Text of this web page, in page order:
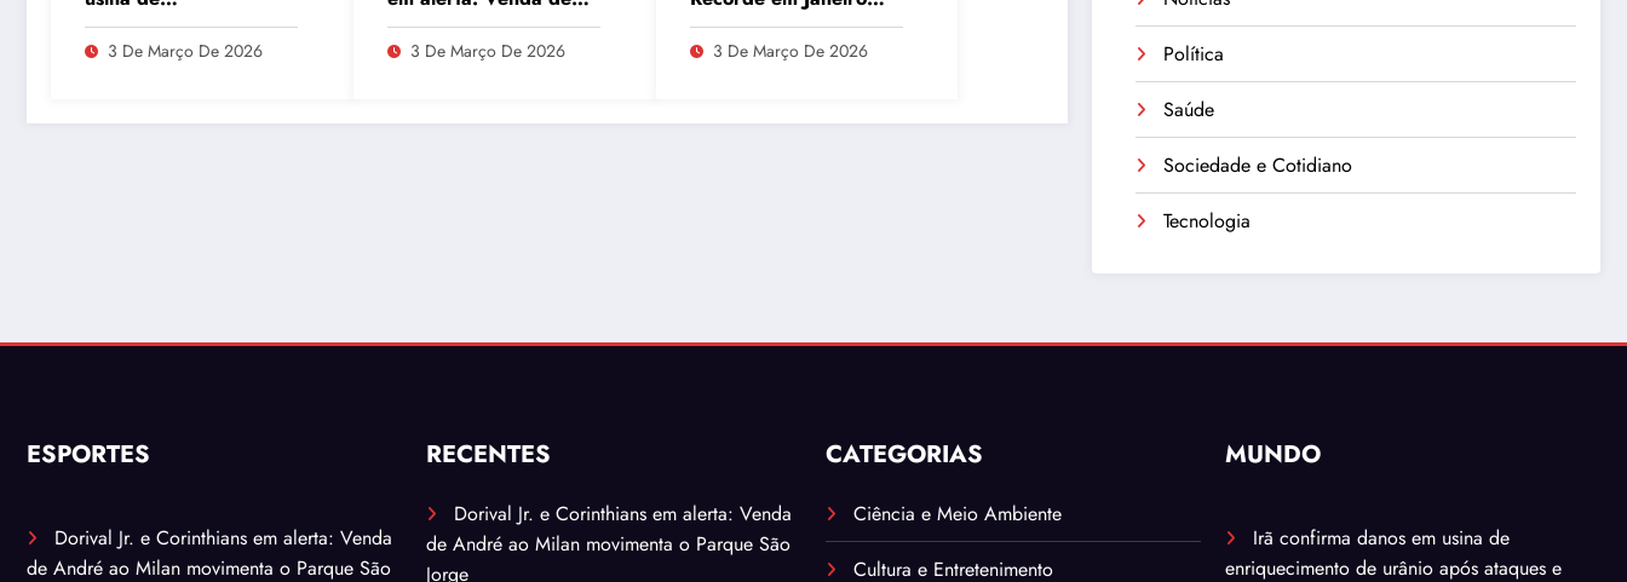
enriquecimento de
urânio após ataques e
quantidade de urânio
3 De Março De 2026
André ao Milan
movimenta o Parque
3 De Março De 2026
Aponta Desafio Fiscal,
Dívida Pública e
3 De Março De 2026
Política
Saúde
Sociedade e Cotidiano
Tecnologia
ESPORTES
Dorival Jr. e Corinthians em alerta: Venda
de André ao Milan movimenta o Parque São
RECENTES
Dorival Jr. e Corinthians em alerta: Venda
de André ao Milan movimenta o Parque São
Jorge
CATEGORIAS
Ciência e Meio Ambiente
Cultura e Entretenimento
MUNDO
Irã confirma danos em usina de
enriquecimento de urânio após ataques e